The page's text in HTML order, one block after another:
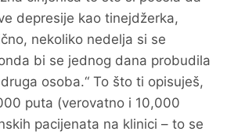
depresije kao tinejdžerka,
nekoliko nedelja si se
bi se jednog dana probudila
osoba.“ To što ti opisuješ,
puta (verovatno i 10,000
pacijenata na klinici – to se